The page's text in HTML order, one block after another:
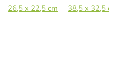
26,5 x 22,5 cm 38,5 x 32,5 cm